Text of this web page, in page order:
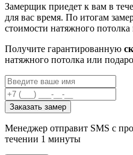
Замерщик приедет к вам в
для вас время. По итогам
стоимости натяжного потолка
Получите гарантированную
натяжного потолка или
Заказать замер
Менеджер отправит SMS с
течении 1 минуты